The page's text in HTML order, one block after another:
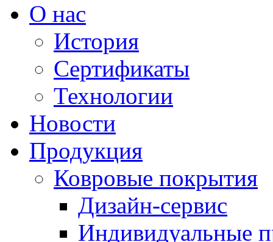
О нас
История
Сертификаты
Технологии
Новости
Продукция
Ковровые покрытия
Дизайн-сервис
Индивидуальные